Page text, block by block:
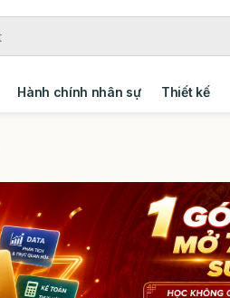
Hành chính nhân sự Thiết kế